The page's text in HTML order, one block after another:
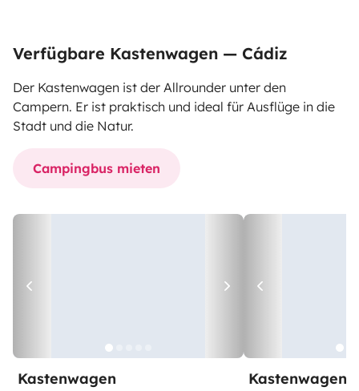
Verfügbare Kastenwagen — Cádiz
Der Kastenwagen ist der Allrounder unter den
Campern. Er ist praktisch und ideal für Ausflüge in die
Stadt und die Natur.
Campingbus mieten
Kastenwagen Kastenwagen